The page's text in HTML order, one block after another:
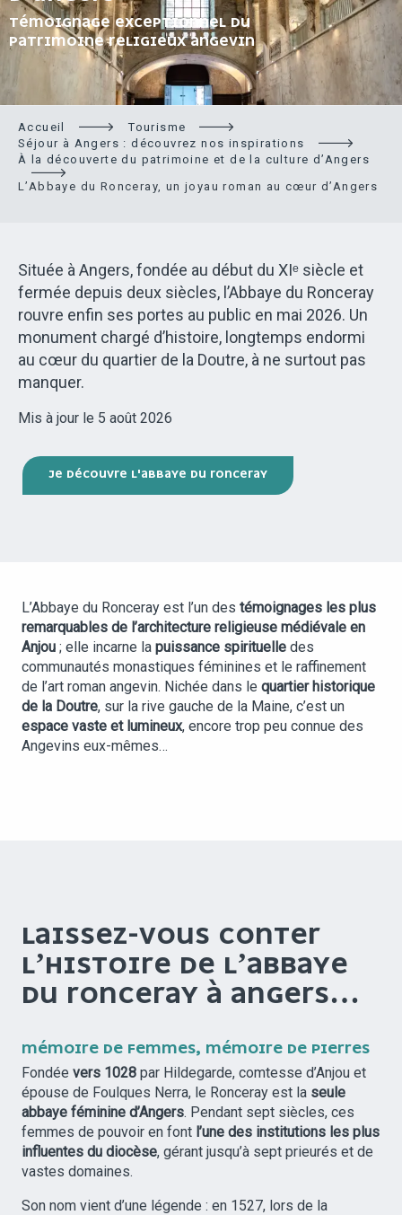
TÉMOIGNAGE EXCEPTIONNEL DU
PATRIMOINE RELIGIEUX ANGEVIN
Accueil
Tourisme
Séjour à Angers : découvrez nos inspirations
À la découverte du patrimoine et de la culture d’Angers
L’Abbaye du Ronceray, un joyau roman au cœur d’Angers
Située à Angers, fondée au début du XIᵉ siècle et
fermée depuis deux siècles, l’Abbaye du Ronceray
rouvre enfin ses portes au public en mai 2026. Un
monument chargé d’histoire, longtemps endormi
au cœur du quartier de la Doutre, à ne surtout pas
manquer.
Mis à jour le 5 août 2026
JE DÉCOUVRE L'ABBAYE DU RONCERAY
L’Abbaye du Ronceray est l’un des témoignages les plus
remarquables de l’architecture religieuse médiévale en
Anjou ; elle incarne la puissance spirituelle des
communautés monastiques féminines et le raffinement
de l’art roman angevin. Nichée dans le quartier historique
de la Doutre, sur la rive gauche de la Maine, c’est un
espace vaste et lumineux, encore trop peu connue des
Angevins eux-mêmes…
LAISSEZ-VOUS CONTER
L’HISTOIRE DE L’ABBAYE
DU RONCERAY À ANGERS…
MÉMOIRE DE FEMMES, MÉMOIRE DE PIERRES
Fondée vers 1028 par Hildegarde, comtesse d’Anjou et
épouse de Foulques Nerra, le Ronceray est la seule
abbaye féminine d’Angers. Pendant sept siècles, ces
femmes de pouvoir en font l’une des institutions les plus
influentes du diocèse, gérant jusqu’à sept prieurés et de
vastes domaines.
Son nom vient d’une légende : en 1527, lors de la